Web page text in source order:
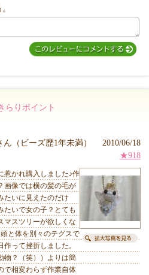
らりポイント
ん（ビーズ歴1年未満） 2010/06/18
★918
惹かれ購入しました♪作
画像では横の髪の毛が
たいに見えたのだけ
たいで女の子？とても
マスツリーが欲しくな
と体を別々のテグスで
って挫折しました。
物？（笑））よりは簡
で相変わらず作業自体